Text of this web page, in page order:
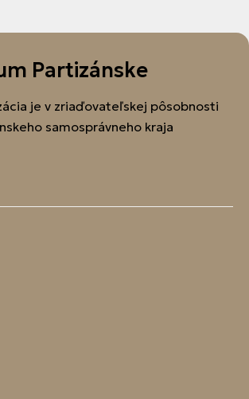
Partizánske
je v zriaďovateľskej pôsobnosti
samosprávneho kraja